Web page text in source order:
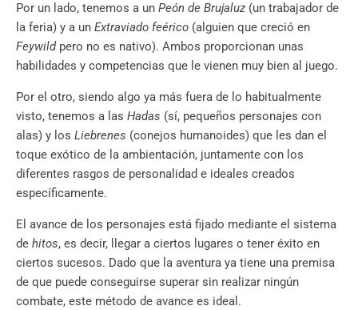
Por un lado, tenemos a un Peón de Brujaluz (un trabajador de
la feria) y a un Extraviado feérico (alguien que creció en
Feywildpero no es nativo). Ambos proporcionan unas
habilidades y competencias que le vienen muy bien al juego.
Por el otro, siendo algo ya más fuera de lo habitualmente
visto, tenemos a las Hadas (sí, pequeños personajes con
alas) y los Liebrenes (conejos humanoides) que les dan el
toque exótico de la ambientación, juntamente con los
diferentes rasgos de personalidad e ideales creados
específicamente.
El avance de los personajes está fijado mediante el sistema
de hitos, es decir, llegar a ciertos lugares o tener éxito en
ciertos sucesos. Dado que la aventura ya tiene una premisa
de que puede conseguirse superar sin realizar ningún
combate, este método de avance es ideal.